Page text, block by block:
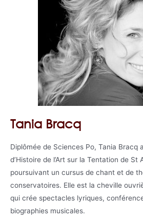
Tania Bracq
Diplômée de Sciences Po, Tania Bracq
d’Histoire de l’Art sur la Tentation de St
poursuivant un cursus de chant et de
conservatoires. Elle est la cheville
qui crée spectacles lyriques,
biographies musicales.